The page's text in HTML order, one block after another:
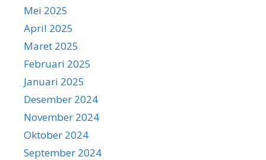
Mei 2025
April 2025
Maret 2025
Februari 2025
Januari 2025
Desember 2024
November 2024
Oktober 2024
September 2024